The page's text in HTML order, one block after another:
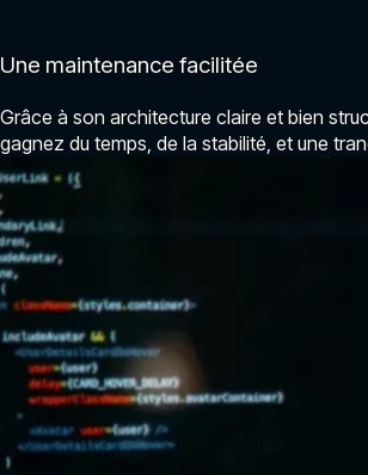
Une maintenance facilitée
Grâce à son architecture claire et bien
gagnez du temps, de la stabilité, et une